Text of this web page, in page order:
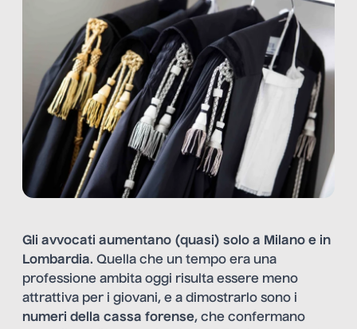
Gli avvocati aumentano (quasi) solo a Milano e in
Lombardia. Quella che un tempo era una
professione ambita oggi risulta essere meno
attrattiva per i giovani, e a dimostrarlo sono i
numeri della cassa forense, che confermano